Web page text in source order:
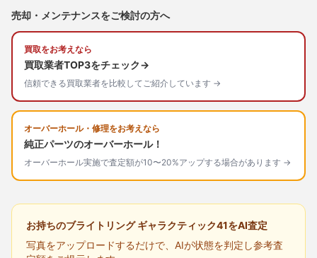
売却・メンテナンスをご検討の方へ
買取をお考えなら
買取業者TOP3をチェック→
信頼できる買取業者を比較してご紹介しています →
オーバーホール・修理をお考えなら
純正パーツのオーバーホール！
オーバーホール実施で査定額が10〜20%アップする場合があります →
お持ちのブライトリング ギャラクティック41をAI査定
写真をアップロードするだけで、AIが状態を判定し参考査